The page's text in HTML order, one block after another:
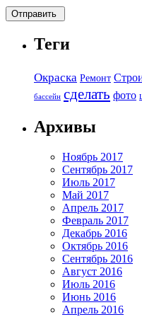
Теги
Окраска Ремонт
бассейн сделать фото
Архивы
Ноябрь 2017
Сентябрь 2017
Июль 2017
Май 2017
Апрель 2017
Февраль 2017
Декабрь 2016
Октябрь 2016
Сентябрь 2016
Август 2016
Июль 2016
Июнь 2016
Апрель 2016